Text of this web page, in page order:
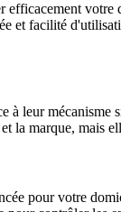
efficacement votre
et facilité
leur
marque, mais
pour votre